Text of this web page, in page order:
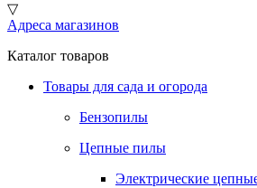
▽
Адреса магазинов
Каталог товаров
Товары для сада и огорода
Бензопилы
Цепные пилы
Электрические